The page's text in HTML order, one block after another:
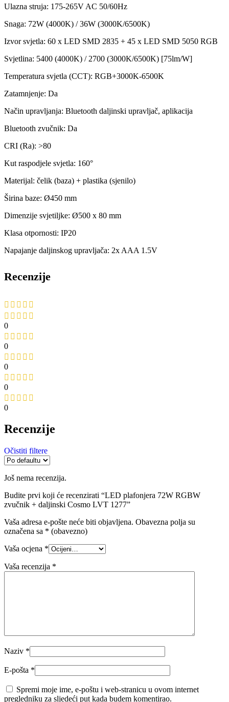
Ulazna struja: 175-265V AC 50/60Hz
Snaga: 72W (4000K) / 36W (3000K/6500K)
Izvor svjetla: 60 x LED SMD 2835 + 45 x LED SMD 5050 RGB
Svjetlina: 5400 (4000K) / 2700 (3000K/6500K) [75lm/W]
Temperatura svjetla (CCT): RGB+3000K-6500K
Zatamnjenje: Da
Način upravljanja: Bluetooth daljinski upravljač, aplikacija
Bluetooth zvučnik: Da
CRI (Ra): >80
Kut raspodjele svjetla: 160°
Materijal: čelik (baza) + plastika (sjenilo)
Širina baze: Ø450 mm
Dimenzije svjetiljke: Ø500 x 80 mm
Klasa otpornosti: IP20
Napajanje daljinskog upravljača: 2x AAA 1.5V
Recenzije
0
0
0
0
0
Recenzije
Očistiti filtere
Još nema recenzija.
Budite prvi koji će recenzirati “LED plafonjera 72W RGBW
zvučnik + daljinski Cosmo LVT 1277”
Vaša adresa e-pošte neće biti objavljena. Obavezna polja su
označena sa * (obavezno)
Vaša ocjena *
Vaša recenzija *
Naziv *
E-pošta *
Spremi moje ime, e-poštu i web-stranicu u ovom internet
pregledniku za sljedeći put kada budem komentirao.